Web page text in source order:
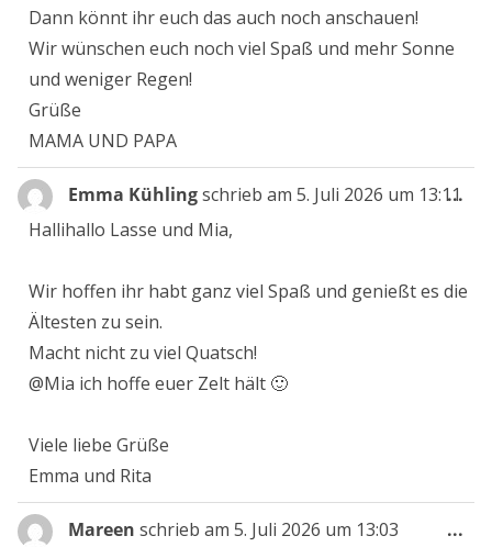
Dann könnt ihr euch das auch noch anschauen!
Wir wünschen euch noch viel Spaß und mehr Sonne
und weniger Regen!
Grüße
MAMA UND PAPA
Emma Kühlingschrieb am 5. Juli 2026 um 13:11
Hallihallo Lasse und Mia,
Wir hoffen ihr habt ganz viel Spaß und genießt es die
Ältesten zu sein.
Macht nicht zu viel Quatsch!
@Mia ich hoffe euer Zelt hält 🙂
Viele liebe Grüße
Emma und Rita
...
Mareen schrieb am 5. Juli 2026 um 13:03
...